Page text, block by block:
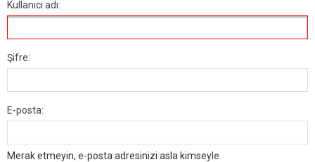
Kullanıcı adı:
Şifre:
E-posta:
Merak etmeyin, e-posta adresinizi asla kimseyle